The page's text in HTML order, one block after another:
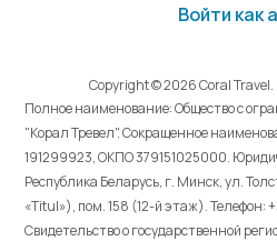
Войти как
Copyright © 2026 Coral
Полное наименование: Общество с
"Корал Тревел". Сокращенное
191299923, ОКПО 379151025000.
Республика Беларусь, г. Минск, ул.
«Titul»), пом. 158 (12-й этаж). Телефон:
Свидетельство о государственной